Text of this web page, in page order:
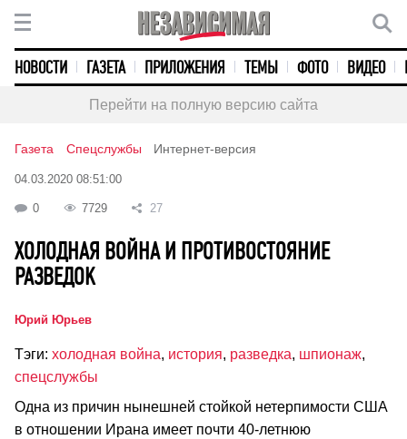
НОВОСТИ ГАЗЕТА ПРИЛОЖЕНИЯ ТЕМЫ ФОТО ВИДЕО
Перейти на полную версию сайта
Газета Спецслужбы Интернет-версия
04.03.2020 08:51:00
0 7729 27
ХОЛОДНАЯ ВОЙНА И ПРОТИВОСТОЯНИЕ
РАЗВЕДОК
Юрий Юрьев
Тэги: холодная война, история, разведка, шпионаж,
спецслужбы
Одна из причин нынешней стойкой нетерпимости США
в отношении Ирана имеет почти 40-летнюю